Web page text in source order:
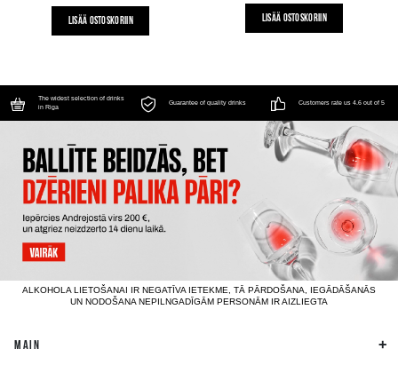
LISÄÄ OSTOSKORIIN LISÄÄ OSTOSKORIIN
The widest selection of drinks
in Riga
Guarantee of quality drinks Customers rate us 4.6 out of 5
ALKOHOLA LIETOŠANAI IR NEGATĪVA IETEKME, TĀ PĀRDOŠANA, IEGĀDĀŠANĀS
UN NODOŠANA NEPILNGADĪGĀM PERSONĀM IR AIZLIEGTA
MAIN